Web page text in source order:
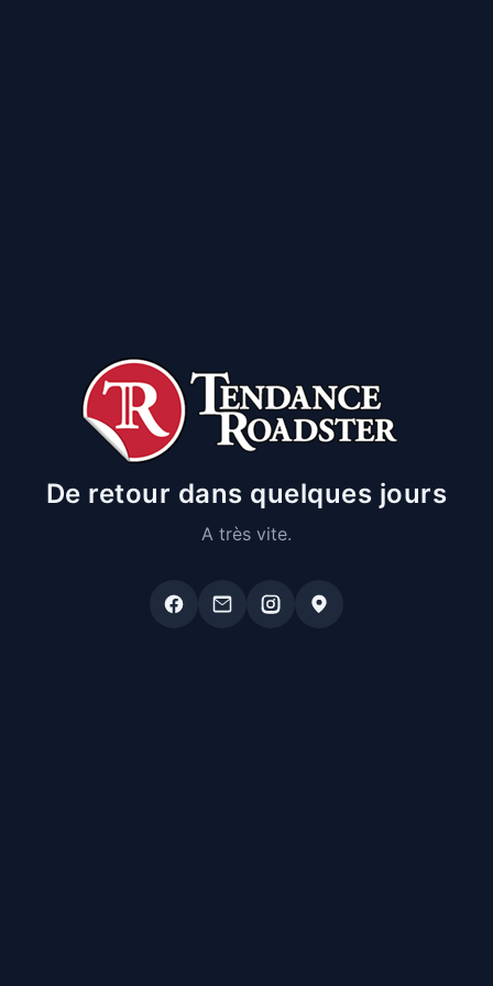
De retour dans quelques jours
A très vite.